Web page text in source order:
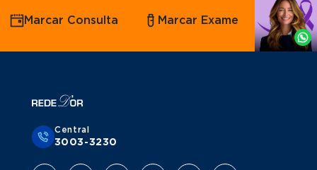
Agende
por
Whatsapp
Marcar Consulta Marcar Exame
Central
3003-3230